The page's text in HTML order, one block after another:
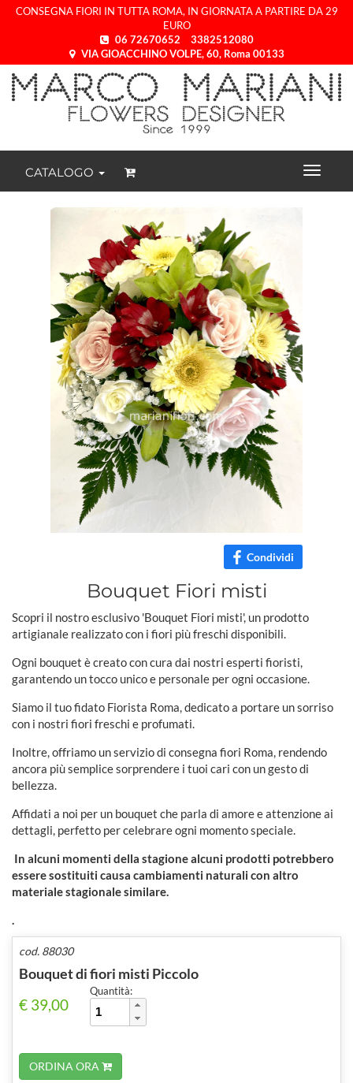
CONSEGNA FIORI IN TUTTA ROMA, IN GIORNATA A PARTIRE DA 29
EURO
06 72670652
3382512080
VIA GIOACCHINO VOLPE, 60, Roma 00133
CATALOGO
Condividi
Bouquet Fiori misti
Scopri il nostro esclusivo 'Bouquet Fiori misti', un prodotto
artigianale realizzato con i fiori più freschi disponibili.
Ogni bouquet è creato con cura dai nostri esperti fioristi,
garantendo un tocco unico e personale per ogni occasione.
Siamo il tuo fidato Fiorista Roma, dedicato a portare un sorriso
con i nostri fiori freschi e profumati.
Inoltre, offriamo un servizio di consegna fiori Roma, rendendo
ancora più semplice sorprendere i tuoi cari con un gesto di
bellezza.
Affidati a noi per un bouquet che parla di amore e attenzione ai
dettagli, perfetto per celebrare ogni momento speciale.
In alcuni momenti della stagione alcuni prodotti potrebbero
essere sostituiti causa cambiamenti naturali con altro
materiale stagionale similare.
.
cod. 88030
Bouquet di fiori misti Piccolo
€ 39,00
Quantità:
ORDINA ORA